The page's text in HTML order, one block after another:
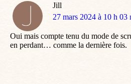
Jill
dit
27 mars 2024 à 10 h 03
Oui mais compte tenu du mode de
en perdant… comme la dernière fois.